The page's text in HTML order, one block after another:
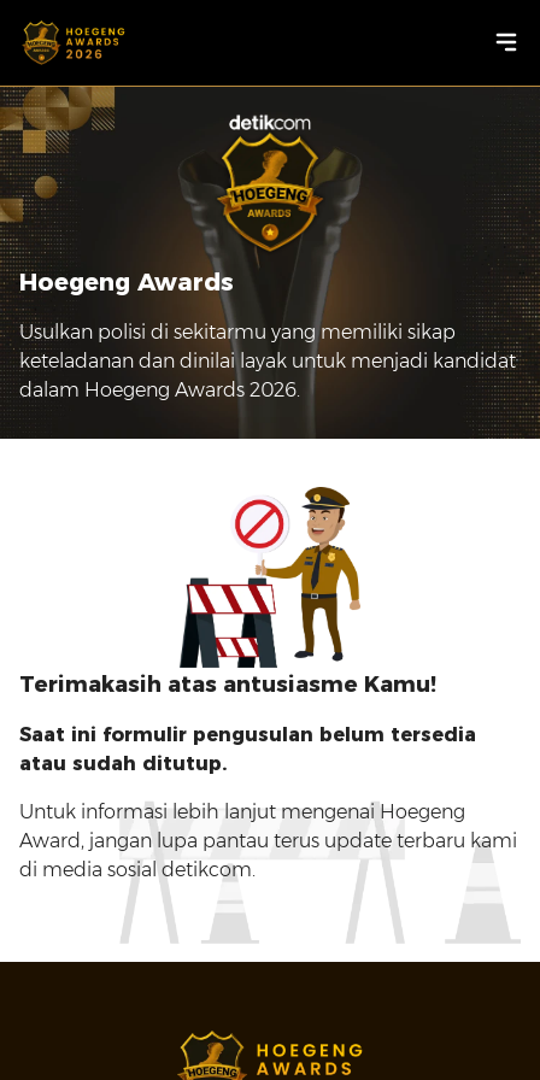
Hoegeng Awards
Usulkan polisi di sekitarmu yang memiliki sikap
keteladanan dan dinilai layak untuk menjadi kandidat
dalam Hoegeng Awards 2026.
Terimakasih atas antusiasme Kamu!
Saat ini formulir pengusulan belum tersedia
atau sudah ditutup.
Untuk informasi lebih lanjut mengenai Hoegeng
Award, jangan lupa pantau terus update terbaru kami
di media sosial detikcom.